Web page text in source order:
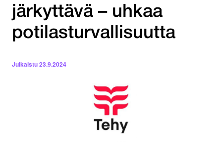
järkyttävä – uhkaa
potilasturvallisuutta
Julkaistu23.9.2024